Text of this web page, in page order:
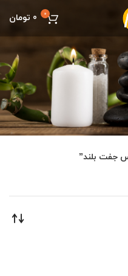
0
0 تومان
جفت بلند”